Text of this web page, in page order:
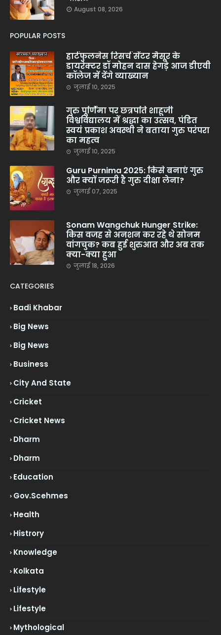
August 08, 2026
POPULAR POSTS
हार्टफुलनेस रिसर्च सेंटर मैसूर के
डायरेक्टर डॉ मोहन दास हेगड़े आज डीएवी
कॉलेज में देंगे व्याख्यान
जुलाई 10, 2025
गुरु पूर्णिमा पर छत्रपति शाहूजी
विश्वविद्यालय में श्रद्धा का उत्सव, पंडित
स्वयं प्रकाश अवस्थी ने बताया गुरु परंपरा
का महत्व
जुलाई 10, 2025
Guru Purnima 2025: किसे बनाएं गुरु
और क्यों जरूरी है गुरु दीक्षा लेना?
जुलाई 07, 2025
Sonam Wangchuk Hunger Strike:
किस वजह से अनशन कर रहे थे सोनम
वांगचुक? कब हुई शुरुआत और अब तक
क्या-क्या हुआ
जुलाई 18, 2026
CATEGORIES
Badi Khabar
Big News
Big News
Business
City And State
Cricket
Cricket News
Dharm
Dharm
Education
Gov.scehmes
Health
Histrory
Knowledge
Kolkata
Lifestyle
Lifestyle
Mythological